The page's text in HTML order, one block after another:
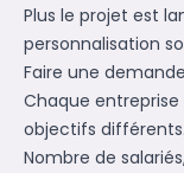
Plus le projet est
personnalisation
Faire une
Chaque
objectifs différents.
Nombre de